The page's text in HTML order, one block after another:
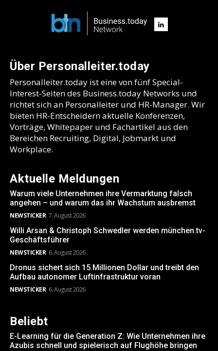
Über Personalleiter.today
Personalleiter.today ist eine von fünf Special-
Interest-Seiten des Business.today Networks und
richtet sich an Personalleiter und HR-Manager. Wir
bieten HR-Entscheidern aktuelle Konferenzen,
Vorträge, Whitepaper und Fachartikel aus den
Bereichen Recruiting, Digital, Jobmarkt und
Workplace.
Aktuelle Meldungen
Warum viele Unternehmen ihre Vermarktung falsch
angehen – und warum das ihr Wachstum ausbremst
NEWSTICKER 7. August 2026
Willi Arsan & Christoph Schwedler werden münchen.tv-
Geschäftsführer
NEWSTICKER 6. August 2026
Dronus sichert sich 15 Millionen Dollar und treibt den
Aufbau autonomer Luftinfrastruktur voran
NEWSTICKER 6. August 2026
Beliebt
E-Learning für die Generation Z: Wie Unternehmen ihre
Azubis schnell und spielerisch auf Flughöhe bringen